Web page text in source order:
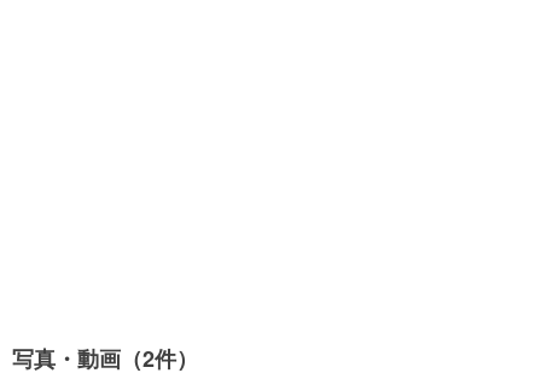
写真・動画（2件）